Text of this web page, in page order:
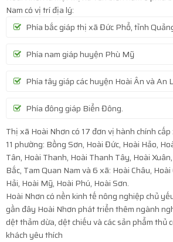
Nam có vị trí địa lý:
Phía bắc giáp thị xã Đức Phổ, tỉnh
Phía nam giáp huyện Phù Mỹ
Phía tây giáp các huyện Hoài Ân và An
Phía đông giáp Biển Đông.
Thị xã Hoài Nhơn có 17 đơn vị hành chính
11 phường: Bồng Sơn, Hoài Đức, Hoài Hảo,
Tân, Hoài Thanh, Hoài Thanh Tây, Hoài
Bắc, Tam Quan Nam và 6 xã: Hoài Châu,
Hải, Hoài Mỹ, Hoài Phú, Hoài Sơn.
Hoài Nhơn có nền kinh tế nông nghiệp chủ
gần đây Hoài Nhơn phát triển thêm ngành
dệt thảm dừa, dệt chiếu và các sản phẩm thủ
khách yêu thích